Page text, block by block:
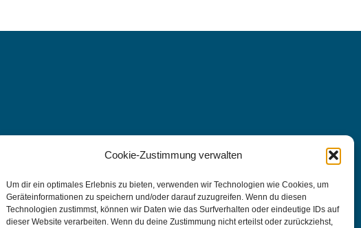
Cookie-Zustimmung verwalten
Um dir ein optimales Erlebnis zu bieten, verwenden wir Technologien wie Cookies, um
Geräteinformationen zu speichern und/oder darauf zuzugreifen. Wenn du diesen
Technologien zustimmst, können wir Daten wie das Surfverhalten oder eindeutige IDs auf
dieser Website verarbeiten. Wenn du deine Zustimmung nicht erteilst oder zurückziehst,